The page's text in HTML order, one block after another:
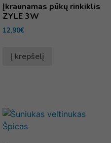
Įkraunamas pūkų rinkiklis
ZYLE 3W
12,90€
Į krepšelį